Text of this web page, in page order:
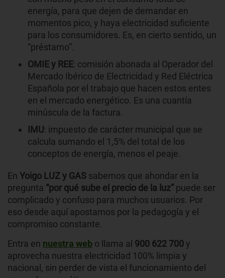
energía, para que dejen de demandar en
momentos pico, y haya electricidad suficiente
para los consumidores. Es, en cierto sentido, un
“préstamo”.
OMIE y REE: comisión abonada al Operador del
Mercado Ibérico de Electricidad y Red Eléctrica
Española por el trabajo que hacen estos entes
en el mercado energético. Es una cuantía
minúscula de la factura.
IMU: impuesto de carácter municipal que se
calcula sumando el 1,5% del total de los
conceptos de energía, menos el peaje.
En Yoigo LUZ y GAS sabemos que ahondar en la
pregunta “por qué sube el precio de la luz” puede ser
complicado y confuso para muchos usuarios. Por
eso desde aquí apostamos por la pedagogía y el
compromiso constante.
Entra en nuestra web o llama al 900 622 700y
aprovecha nuestra electricidad 100% limpia y
nacional, sin perder de vista el funcionamiento del